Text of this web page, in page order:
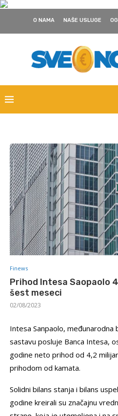
O NAMA NAŠE USLUGE
Finews
Prihod Intesa Saopaolo
šest meseci
02/08/2023
Intesa Sanpaolo, međunarodna
sastavu posluje Banca Intesa,
godine neto prihod od 4,2
prihodom od kamata.
Solidni bilans stanja i bilans
godine kreirali su značajnu